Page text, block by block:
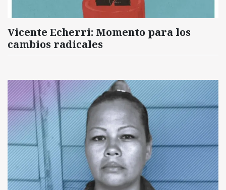
Vicente Echerri: Momento para los
cambios radicales